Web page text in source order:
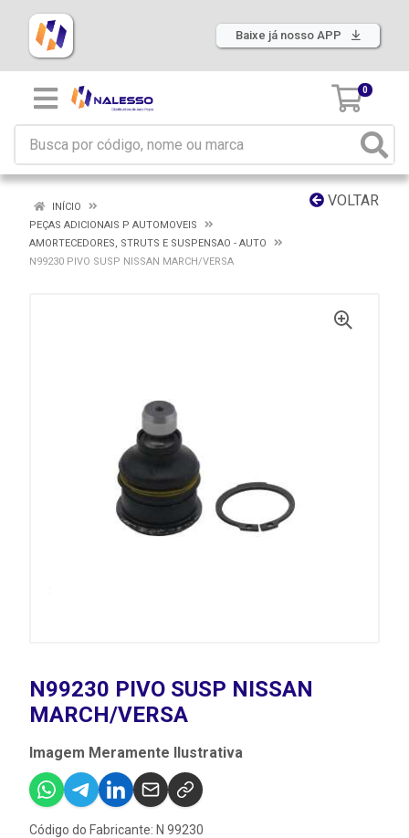
Baixe já nosso APP
0
VOLTAR
INÍCIO
PEÇAS ADICIONAIS P AUTOMOVEIS
AMORTECEDORES, STRUTS E SUSPENSAO - AUTO
N99230 PIVO SUSP NISSAN MARCH/VERSA
N99230 PIVO SUSP NISSAN
MARCH/VERSA
Imagem Meramente Ilustrativa
Código do Fabricante: N 99230